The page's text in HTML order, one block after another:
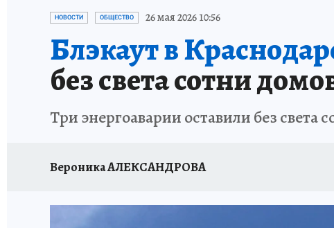
ОТДЫХ В РОССИИ ЗДОРОВЬЕ КУБАНИ
НОВОСТИ ОБЩЕСТВО 26 мая 2026 10:56
Блэкаут в
без света сотни
Три энергоаварии оставили без света
Вероника АЛЕКСАНДРОВА